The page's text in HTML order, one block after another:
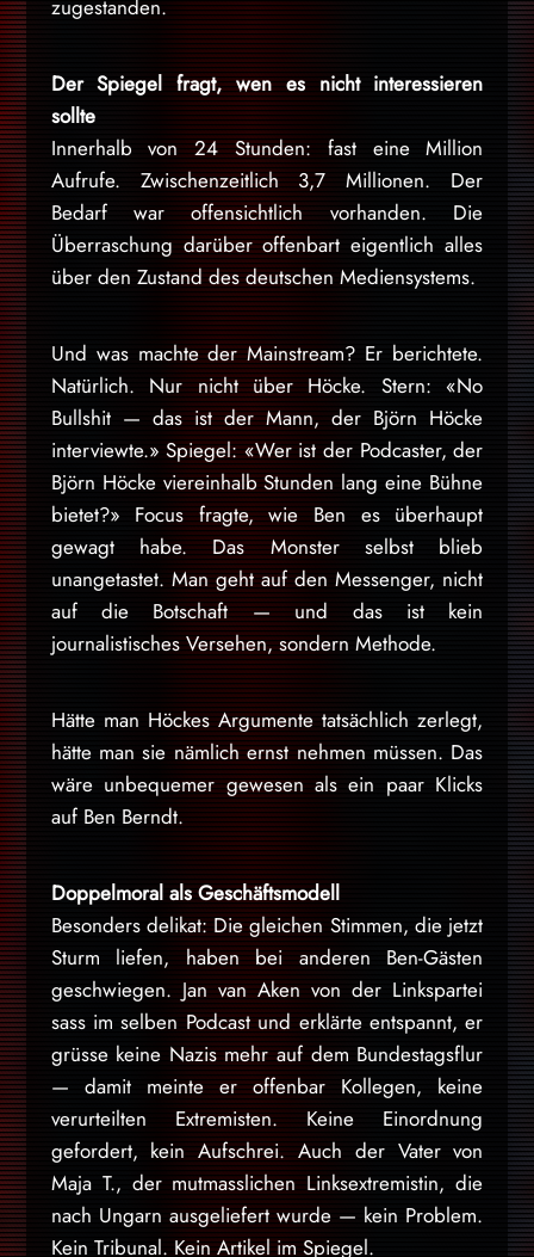
zugestanden.
Der Spiegel fragt, wen es nicht interessieren
sollte
Innerhalb von 24 Stunden: fast eine Million
Aufrufe. Zwischenzeitlich 3,7 Millionen. Der
Bedarf war offensichtlich vorhanden. Die
Überraschung darüber offenbart eigentlich alles
über den Zustand des deutschen Mediensystems.
Und was machte der Mainstream? Er berichtete.
Natürlich. Nur nicht über Höcke. Stern: «No
Bullshit — das ist der Mann, der Björn Höcke
interviewte.» Spiegel: «Wer ist der Podcaster, der
Björn Höcke viereinhalb Stunden lang eine Bühne
bietet?» Focus fragte, wie Ben es überhaupt
gewagt habe. Das Monster selbst blieb
unangetastet. Man geht auf den Messenger, nicht
auf die Botschaft — und das ist kein
journalistisches Versehen, sondern Methode.
Hätte man Höckes Argumente tatsächlich zerlegt,
hätte man sie nämlich ernst nehmen müssen. Das
wäre unbequemer gewesen als ein paar Klicks
auf Ben Berndt.
Doppelmoral als Geschäftsmodell
Besonders delikat: Die gleichen Stimmen, die jetzt
Sturm liefen, haben bei anderen Ben-Gästen
geschwiegen. Jan van Aken von der Linkspartei
sass im selben Podcast und erklärte entspannt, er
grüsse keine Nazis mehr auf dem Bundestagsflur
— damit meinte er offenbar Kollegen, keine
verurteilten Extremisten. Keine Einordnung
gefordert, kein Aufschrei. Auch der Vater von
Maja T., der mutmasslichen Linksextremistin, die
nach Ungarn ausgeliefert wurde — kein Problem.
Kein Tribunal. Kein Artikel im Spiegel.